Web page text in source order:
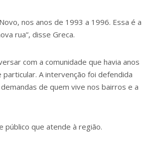
nos anos de 1993 a 1996. Essa é a
rua”, disse Greca.
com a comunidade que havia anos
A intervenção foi defendida
de quem vive nos bairros e a
público que atende à região.